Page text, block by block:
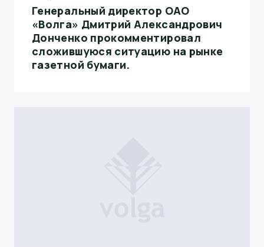
Генеральный директор ОАО
«Волга» Дмитрий Александрович
Донченко прокомментировал
сложившуюся ситуацию на рынке
газетной бумаги.